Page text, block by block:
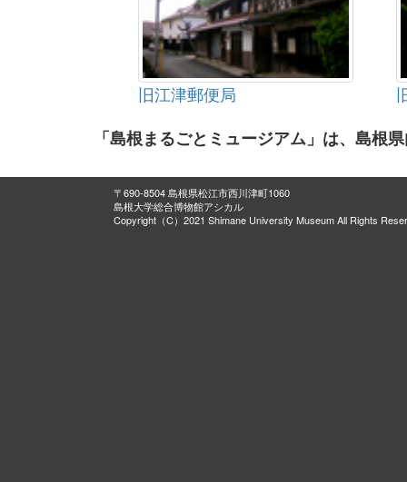
旧江津郵便局
「島根まるごとミュージアム」は、島根
〒690-8504 島根県松江市西川津町1060
島根大学総合博物館アシカル
Copyright（C）2021 Shimane University Museum All Rights